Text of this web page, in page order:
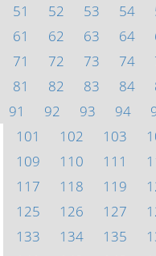
51
52 53 54
61
62 63 64
71
72 73 74
81
82 83 84
91
92 93 94
101
102 103
109
110 111
117
118 119
125
126 127
133
134 135